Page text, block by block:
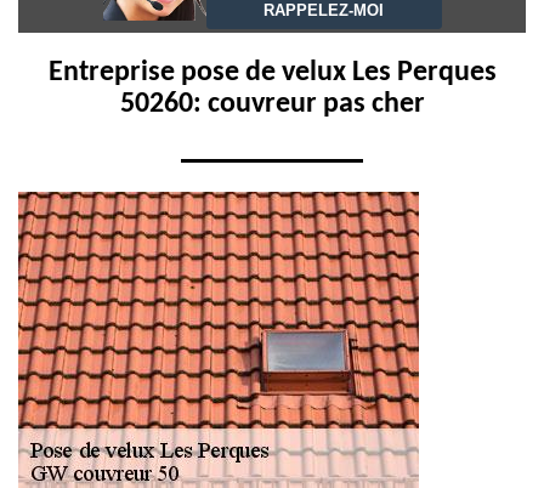
Entreprise pose de velux Les Perques
50260: couvreur pas cher